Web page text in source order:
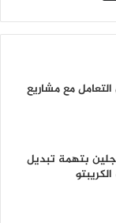
مع مشاريع
بتهمة تبديل